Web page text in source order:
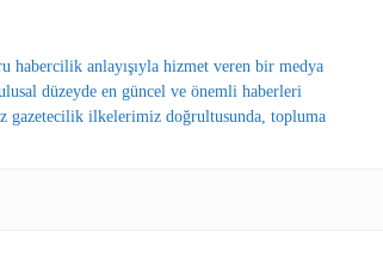
habercilik anlayışıyla hizmet veren bir medya
düzeyde en güncel ve önemli haberleri
gazetecilik ilkelerimiz doğrultusunda, topluma